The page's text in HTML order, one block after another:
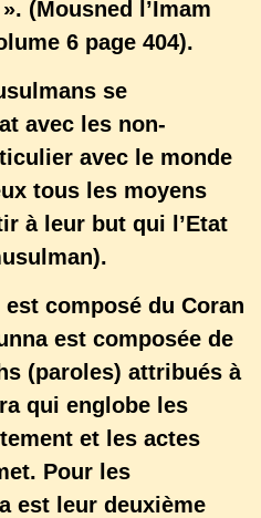
(Mousned l’Imam
6 page 404).
se
avec les non-
avec le monde
tous les moyens
à leur but qui l’Etat
composé du Coran
est composée de
(paroles) attribués à
qui englobe les
et les actes
Pour les
est leur deuxième